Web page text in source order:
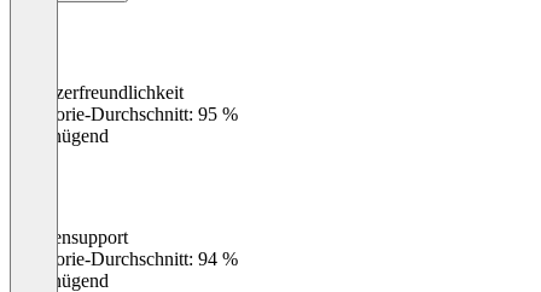
Benutzerfreundlichkeit
Kategorie-Durchschnitt: 95 %
Ungenügend
Kundensupport
Kategorie-Durchschnitt: 94 %
Ungenügend